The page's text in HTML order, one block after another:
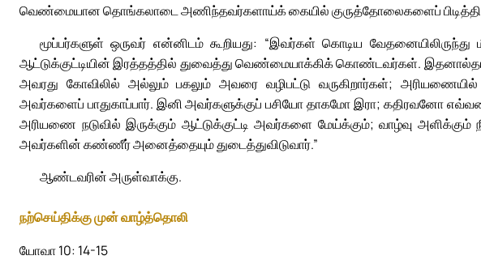
வெண்மையான தொங்கலாடை அணிந்தவர்களாய்க் கையில் குருத்தோலைகளைப்
மூப்பர்களுள் ஒருவர் என்னிடம் கூறியது: “இவர்கள் கொடிய
ஆட்டுக்குட்டியின் இரத்தத்தில் துவைத்து வெண்மையாக்கிக் கொண்டவர்கள்.
அவரது கோவிலில் அல்லும் பகலும் அவரை வழிபட்டு வருகிறார்கள்;
அவர்களைப் பாதுகாப்பார். இனி அவர்களுக்குப் பசியோ தாகமோ இரா; கதிரவனோ
அரியணை நடுவில் இருக்கும் ஆட்டுக்குட்டி அவர்களை மேய்க்கும்; வாழ்வு அளிக்கும்
அவர்களின் கண்ணீர் அனைத்தையும் துடைத்துவிடுவார்.”
ஆண்டவரின் அருள்வாக்கு.
நற்செய்திக்கு முன் வாழ்த்தொலி
யோவா 10: 14-15